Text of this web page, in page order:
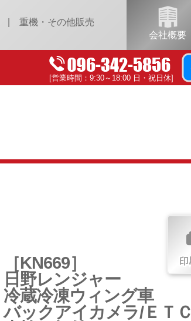
重機・その他販売
会社概要
[営業時間：9:30～18:00 日・祝日休]
［KN669］
日野レンジャー
冷蔵冷凍ウィング車
バックアイカメラ/ＥＴＣ